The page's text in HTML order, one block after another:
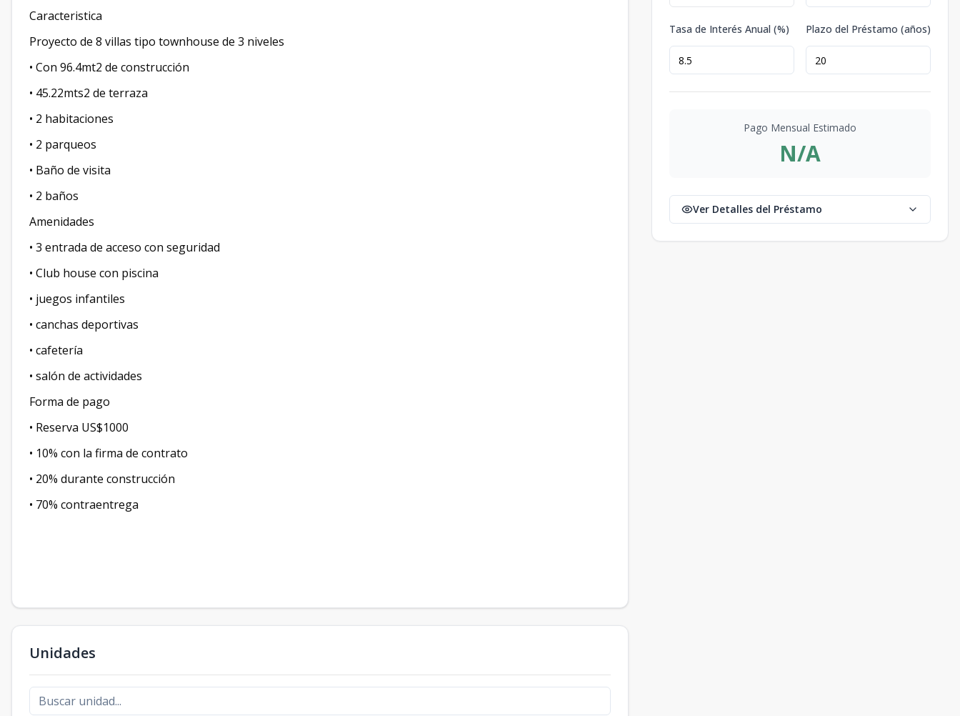
Caracteristica
Proyecto de 8 villas tipo townhouse de 3 niveles
• Con 96.4mt2 de construcción
• 45.22mts2 de terraza
• 2 habitaciones
• 2 parqueos
• Baño de visita
• 2 baños
Amenidades
• 3 entrada de acceso con seguridad
• Club house con piscina
• juegos infantiles
• canchas deportivas
• cafetería
• salón de actividades
Forma de pago
• Reserva US$1000
• 10% con la firma de contrato
• 20% durante construcción
• 70% contraentrega
Unidades
Tasa de Interés Anual (%) Plazo del Préstamo (años)
Pago Mensual Estimado
N/A
Ver Detalles del Préstamo